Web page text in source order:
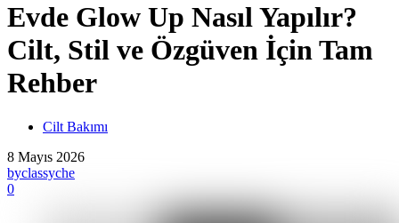
Evde Glow Up Nasıl Yapılır?
Cilt, Stil ve Özgüven İçin Tam
Rehber
Cilt Bakımı
8 Mayıs 2026
byclassyche
0